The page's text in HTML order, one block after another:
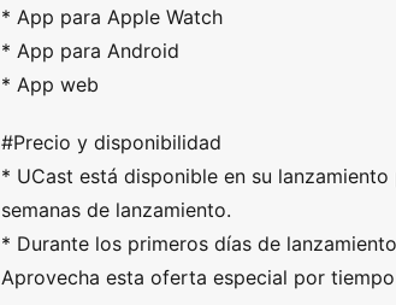
* App para Apple Watch
* App para Android
* App web
#Precio y disponibilidad
* UCast está disponible en su
semanas de lanzamiento.
* Durante los primeros días de
Aprovecha esta oferta especial por